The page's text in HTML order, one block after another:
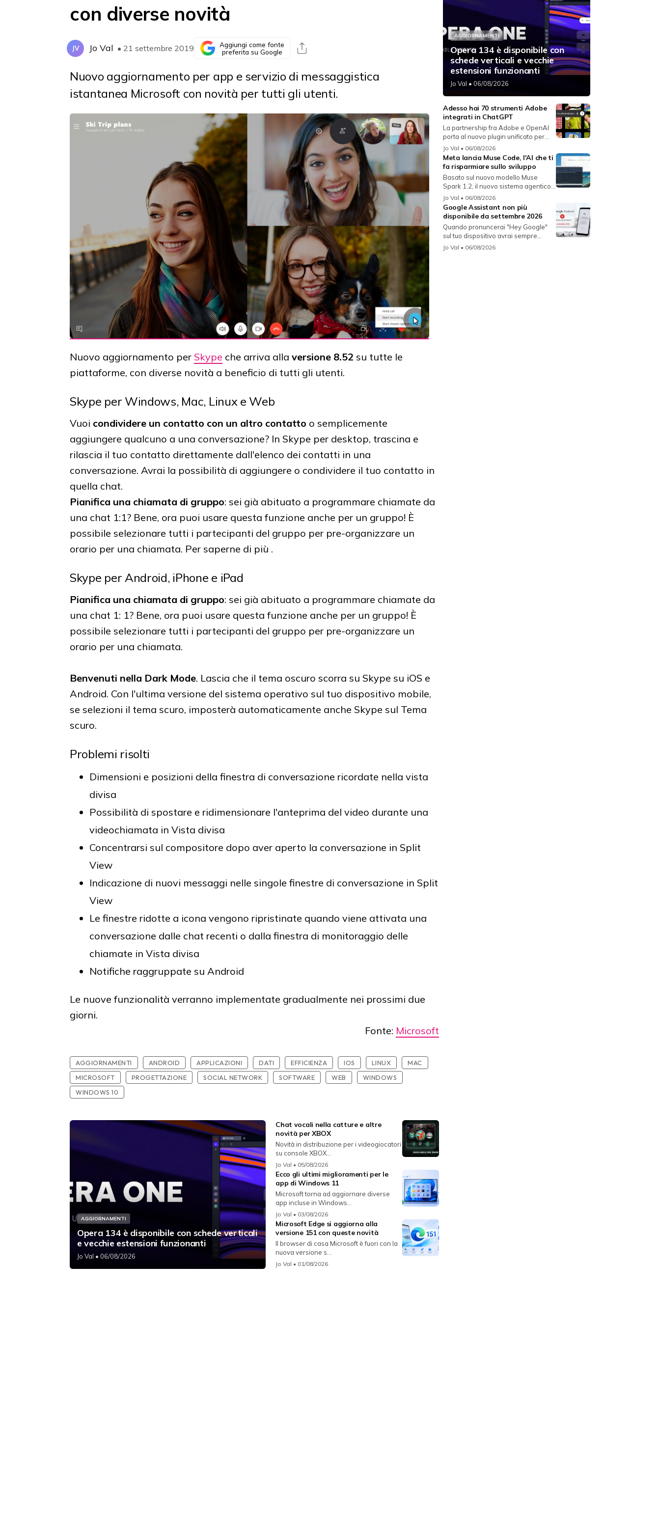
con diverse novità
JV Jo Val • 21 settembre 2019
Aggiungi come fonte
preferita su Google
Nuovo aggiornamento per app e servizio di messaggistica
istantanea Microsoft con novità per tutti gli utenti.
Nuovo aggiornamento per Skype che arriva alla versione 8.52 su tutte le
piattaforme, con diverse novità a beneficio di tutti gli utenti.
Skype per Windows, Mac, Linux e Web
Vuoi condividere un contatto con un altro contatto o semplicemente
aggiungere qualcuno a una conversazione? In Skype per desktop, trascina e
rilascia il tuo contatto direttamente dall'elenco dei contatti in una
conversazione. Avrai la possibilità di aggiungere o condividere il tuo contatto in
quella chat.
Pianifica una chiamata di gruppo: sei già abituato a programmare chiamate da
una chat 1:1? Bene, ora puoi usare questa funzione anche per un gruppo! È
possibile selezionare tutti i partecipanti del gruppo per pre-organizzare un
orario per una chiamata. Per saperne di più .
Skype per Android, iPhone e iPad
Pianifica una chiamata di gruppo: sei già abituato a programmare chiamate da
una chat 1: 1? Bene, ora puoi usare questa funzione anche per un gruppo! È
possibile selezionare tutti i partecipanti del gruppo per pre-organizzare un
orario per una chiamata.
Benvenuti nella Dark Mode. Lascia che il tema oscuro scorra su Skype su iOS e
Android. Con l'ultima versione del sistema operativo sul tuo dispositivo mobile,
se selezioni il tema scuro, imposterà automaticamente anche Skype sul Tema
scuro.
Problemi risolti
Dimensioni e posizioni della finestra di conversazione ricordate nella vista
divisa
Possibilità di spostare e ridimensionare l'anteprima del video durante una
videochiamata in Vista divisa
Concentrarsi sul compositore dopo aver aperto la conversazione in Split
View
Indicazione di nuovi messaggi nelle singole finestre di conversazione in Split
View
Le finestre ridotte a icona vengono ripristinate quando viene attivata una
conversazione dalle chat recenti o dalla finestra di monitoraggio delle
chiamate in Vista divisa
Notifiche raggruppate su Android
Le nuove funzionalità verranno implementate gradualmente nei prossimi due
giorni.
Fonte: Microsoft
AGGIORNAMENTI ANDROID APPLICAZIONI DATI EFFICIENZA IOS LINUX
MAC
MICROSOFT
PROGETTAZIONE SOCIAL NETWORK SOFTWARE WEB
WINDOWS
WINDOWS 10
AGGIORNAMENTI
Opera 134 è disponibile con schede verticali
e vecchie estensioni funzionanti
Jo Val • 06/08/2026
Chat vocali nella catture e altre
novità per XBOX
Novità in distribuzione per i videogiocatori
su console XBOX...
Jo Val • 05/08/2026
Ecco gli ultimi miglioramenti per le
app di Windows 11
Microsoft torna ad aggiornare diverse
app incluse in Windows...
Jo Val • 03/08/2026
Microsoft Edge si aggiorna alla
versione 151 con queste novità
Il browser di casa Microsoft è fuori con la
nuova versione s...
Jo Val • 01/08/2026
AGGIORNAMENTI
Opera 134 è disponibile con
schede verticali e vecchie
estensioni funzionanti
Jo Val • 06/08/2026
Adesso hai 70 strumenti Adobe
integrati in ChatGPT
La partnership fra Adobe e OpenAI
porta al nuovo plugin unificato per...
Jo Val • 06/08/2026
Meta lancia Muse Code, l'AI che ti
fa risparmiare sullo sviluppo
Basato sul nuovo modello Muse
Spark 1.2, il nuovo sistema agentico
fun...
Jo Val • 06/08/2026
Google Assistant non più
disponibile da settembre 2026
Quando pronuncerai "Hey Google"
sul tuo dispositivo avrai sempre
Gemin...
Jo Val • 06/08/2026